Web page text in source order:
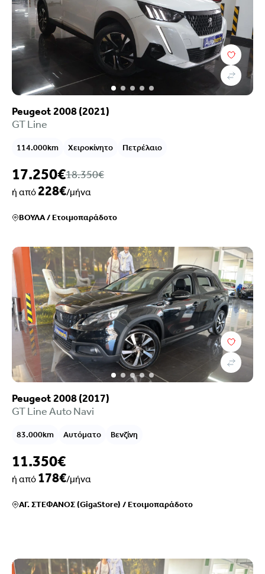
Peugeot 2008 (2021)
GT Line
114.000km Χειροκίνητο Πετρέλαιο
17.250€18.350€
ή από228€/μήνα
ΒΟΥΛΑ/Ετοιμοπαράδοτο
Peugeot 2008 (2017)
GT Line Auto Navi
83.000km Αυτόματο Βενζίνη
11.350€
ή από 178€/μήνα
ΑΓ. ΣΤΕΦΑΝΟΣ (GigaStore) /Ετοιμοπαράδοτο